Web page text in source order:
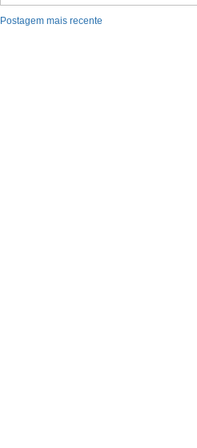
Postagem mais recente